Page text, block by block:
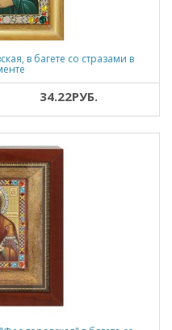
в багете со стразами в
34.22РУБ.